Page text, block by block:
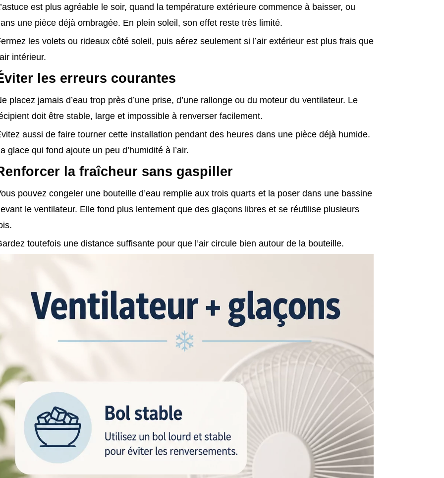
est plus agréable le soir, quand la température extérieure commence à baisser, ou
une pièce déjà ombragée. En plein soleil, son effet reste très limité.
les volets ou rideaux côté soleil, puis aérez seulement si l’air extérieur est plus frais que
intérieur.
les erreurs courantes
placez jamais d’eau trop près d’une prise, d’une rallonge ou du moteur du ventilateur. Le
doit être stable, large et impossible à renverser facilement.
aussi de faire tourner cette installation pendant des heures dans une pièce déjà humide.
glace qui fond ajoute un peu d’humidité à l’air.
la fraîcheur sans gaspiller
pouvez congeler une bouteille d’eau remplie aux trois quarts et la poser dans une bassine
le ventilateur. Elle fond plus lentement que des glaçons libres et se réutilise plusieurs
toutefois une distance suffisante pour que l’air circule bien autour de la bouteille.